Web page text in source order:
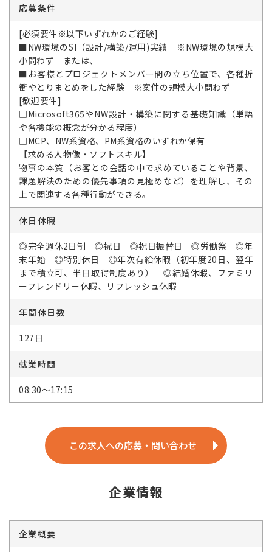
応募条件
[必須要件※以下いずれかのご経験]
■NW環境のSI（設計/構築/運用)実績 ※NW環境の規模大
小問わず または、
■お客様とプロジェクトメンバー間の立ち位置で、各種折
衝やとりまとめをした経験 ※案件の規模大小問わず
[歓迎要件]
□Microsoft365やNW設計・構築に関する基礎知識（単語
や各機能の概念が分かる程度）
□MCP、NW系資格、PM系資格のいずれか保有
【求める人物像・ソフトスキル】
物事の本質（お客との会話の中で求めていることや背景、
課題解決のための優先事項の見極めなど）を理解し、その
上で関連する各種行動ができる。
休日休暇
◎完全週休2日制 ◎祝日 ◎祝日振替日 ◎労働祭 ◎年
末年始 ◎特別休日 ◎年次有給休暇（初年度20日、翌年
まで積立可、半日取得制度あり） ◎結婚休暇、ファミリ
ーフレンドリー休暇、リフレッシュ休暇
年間休日数
127日
就業時間
08:30～17:15
この求人への応募・問い合わせ
企業情報
企業概要